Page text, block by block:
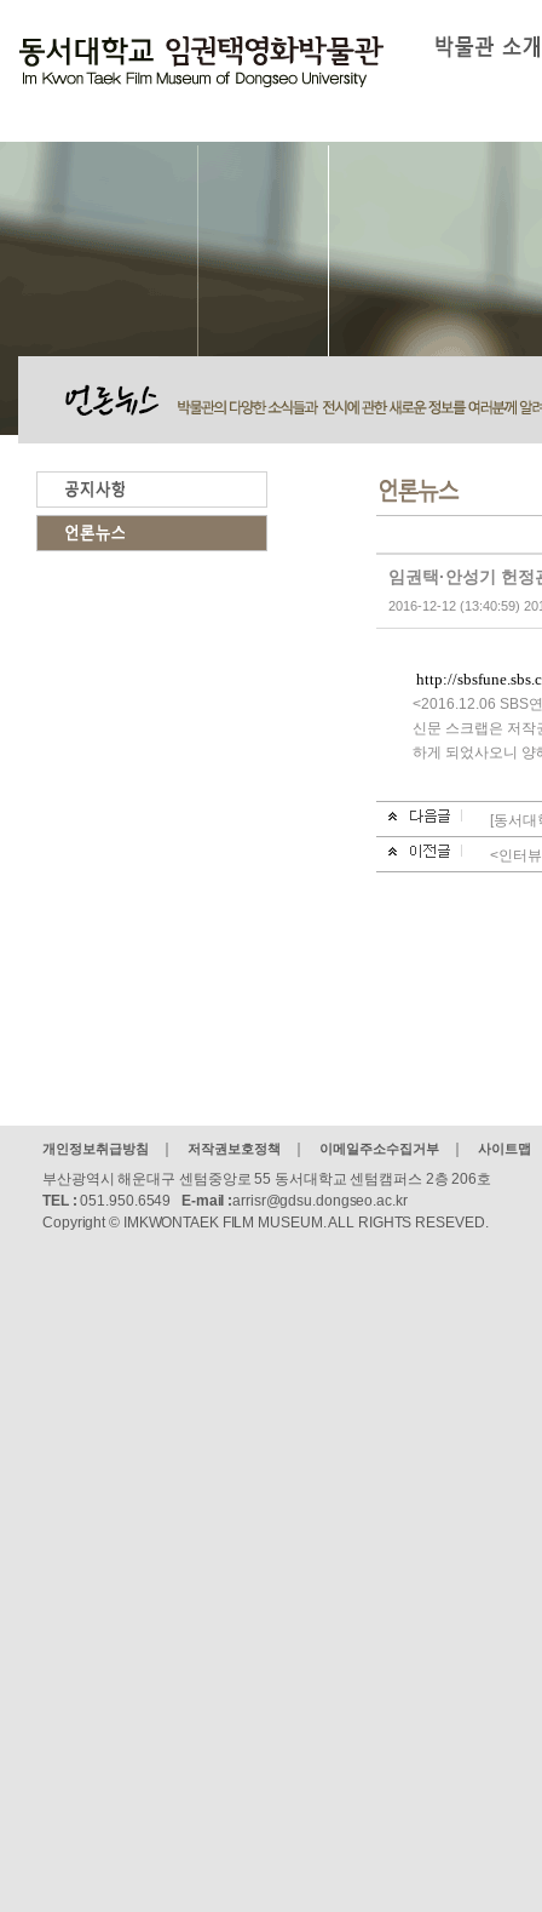
임권택·안성기 헌
2016-12-12 (13:40:59)
http://
<2016.12.06 SBS
신문 스크랩은 저
하게 되었사오니 양
[동서
<인터
개인정보취급방침 저작권보호정책 이메일주소수집거부 사이트맵
부산광역시 해운대구 센텀중앙로 55 동서대학교 센텀캠퍼스 2층 206호
TEL : 051.950.6549 E-mail :arrisr@gdsu.dongseo.ac.kr
Copyright © IMKWONTAEK FILM MUSEUM. ALL RIGHTS RESEVED.